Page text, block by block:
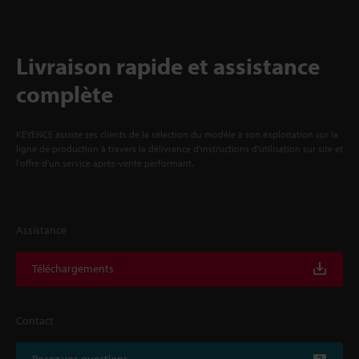
Livraison rapide et assistance
complète
KEYENCE assiste ses clients de la sélection du modèle à son exploitation sur la
ligne de production à travers la délivrance d'instructions d'utilisation sur site et
l'offre d'un service après-vente performant.
Assistance
Téléchargements
Contact